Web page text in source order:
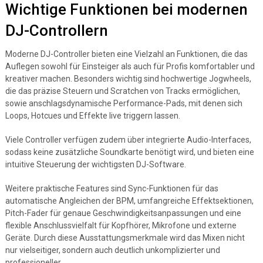
Wichtige Funktionen bei modernen
DJ-Controllern
Moderne DJ-Controller bieten eine Vielzahl an Funktionen, die das
Auflegen sowohl für Einsteiger als auch für Profis komfortabler und
kreativer machen. Besonders wichtig sind hochwertige Jogwheels,
die das präzise Steuern und Scratchen von Tracks ermöglichen,
sowie anschlagsdynamische Performance-Pads, mit denen sich
Loops, Hotcues und Effekte live triggern lassen.
Viele Controller verfügen zudem über integrierte Audio-Interfaces,
sodass keine zusätzliche Soundkarte benötigt wird, und bieten eine
intuitive Steuerung der wichtigsten DJ-Software.
Weitere praktische Features sind Sync-Funktionen für das
automatische Angleichen der BPM, umfangreiche Effektsektionen,
Pitch-Fader für genaue Geschwindigkeitsanpassungen und eine
flexible Anschlussvielfalt für Kopfhörer, Mikrofone und externe
Geräte. Durch diese Ausstattungsmerkmale wird das Mixen nicht
nur vielseitiger, sondern auch deutlich unkomplizierter und